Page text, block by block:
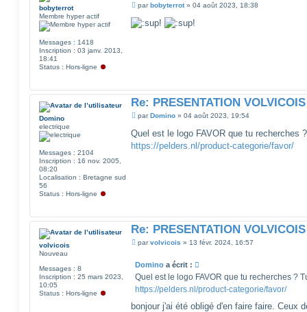
bobyterrot
Membre hyper actif
Messages : 1418
Inscription : 03 janv. 2013,
18:41
Status : Hors-ligne
M
s
s
parbobyterrot»04 août 2023, 18:38
Domino
electrique
Messages : 2104
Inscription : 16 nov. 2005,
08:20
Localisation : Bretagne sud
56
Status : Hors-ligne
Re: PRESENTATION VOLVICOIS
M
s
s
a
parDomino »04 août 2023, 19:54
Quel est le logo FAVOR que tu recherches
https://pelders.nl/product-categorie/favor/
volvicois
Nouveau
Messages : 8
Inscription : 25 mars 2023,
10:05
Status : Hors-ligne
Re: PRESENTATION VOLVICOIS
M
s
a
g
e
parvolvicois » 13 févr. 2024, 16:57
Domino a écrit :
Quel est le logo FAVOR que tu recherches ?
https://pelders.nl/product-categorie/favor/
bonjour j'ai été obligé d'en faire faire. Ceux